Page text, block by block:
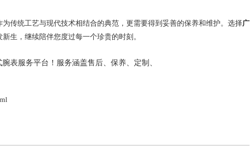
统工艺与现代技术相结合的典范，更需要得到妥善的保养和维护。选择广
生，继续陪伴您度过每一个珍贵的时刻。